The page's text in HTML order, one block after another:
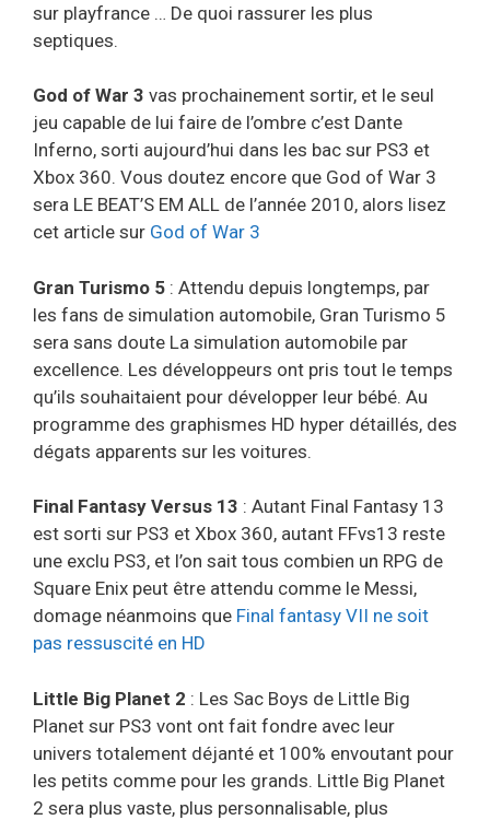
sur playfrance … De quoi rassurer les plus
septiques.
God of War 3 vas prochainement sortir, et le seul
jeu capable de lui faire de l’ombre c’est Dante
Inferno, sorti aujourd’hui dans les bac sur PS3 et
Xbox 360. Vous doutez encore que God of War 3
sera LE BEAT’S EM ALL de l’année 2010, alors lisez
cet article sur God of War 3
Gran Turismo 5 : Attendu depuis longtemps, par
les fans de simulation automobile, Gran Turismo 5
sera sans doute La simulation automobile par
excellence. Les développeurs ont pris tout le temps
qu’ils souhaitaient pour développer leur bébé. Au
programme des graphismes HD hyper détaillés, des
dégats apparents sur les voitures.
Final Fantasy Versus 13 : Autant Final Fantasy 13
est sorti sur PS3 et Xbox 360, autant FFvs13 reste
une exclu PS3, et l’on sait tous combien un RPG de
Square Enix peut être attendu comme le Messi,
domage néanmoins que Final fantasy VII ne soit
pas ressuscité en HD
Little Big Planet 2 : Les Sac Boys de Little Big
Planet sur PS3 vont ont fait fondre avec leur
univers totalement déjanté et 100% envoutant pour
les petits comme pour les grands. Little Big Planet
2 sera plus vaste, plus personnalisable, plus